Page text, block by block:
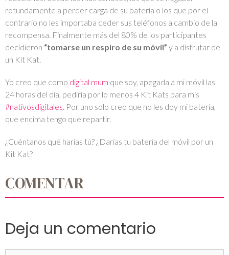
rotundamente a perder carga de su batería o los que por el
contrario no les importaba ceder sus teléfonos a cambio de la
recompensa. Finalmente más del 80% de los participantes
decidieron “tomarse un respiro de su móvil” y a disfrutar de
un Kit Kat.
Yo creo que como digital mum que soy, apegada a mi móvil las
24 horas del día, pediría por lo menos 4 Kit Kats para mis
#nativosdigitales. Por uno solo creo que no les doy mi batería,
que encima tengo que repartir.
¿Cuéntanos qué harías tú? ¿Darías tu batería del móvil por un
Kit Kat?
COMENTAR
Deja un comentario